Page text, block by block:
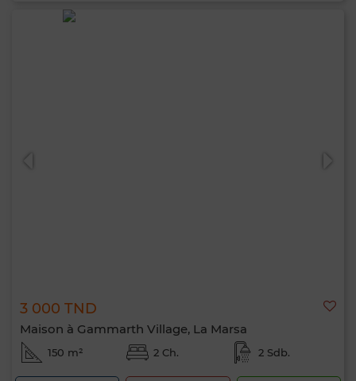
3 000 TND
Maison à Gammarth Village, La Marsa
150 m² 2 Ch. 2 Sdb.